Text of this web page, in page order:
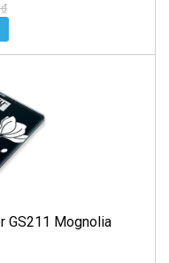
GS211 Mognolia